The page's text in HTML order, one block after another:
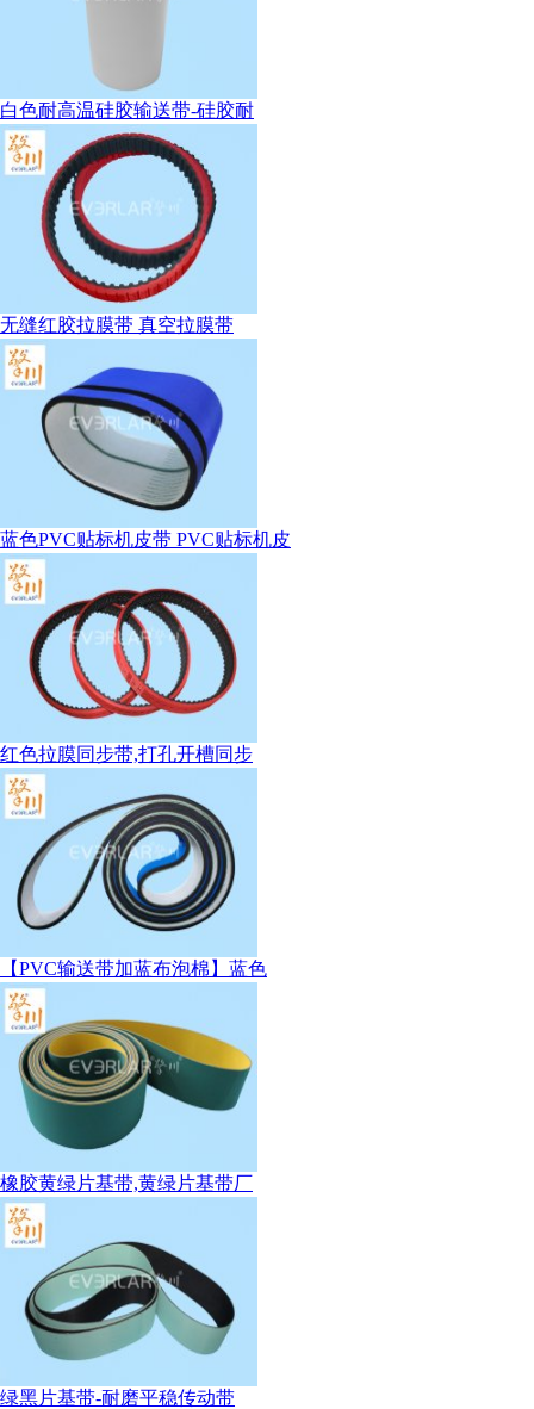
白色耐高温硅胶输送带-硅胶耐
无缝红胶拉膜带 真空拉膜带
蓝色PVC贴标机皮带 PVC贴标机皮
红色拉膜同步带,打孔开槽同步
【PVC输送带加蓝布泡棉】蓝色
橡胶黄绿片基带,黄绿片基带厂
绿黑片基带-耐磨平稳传动带